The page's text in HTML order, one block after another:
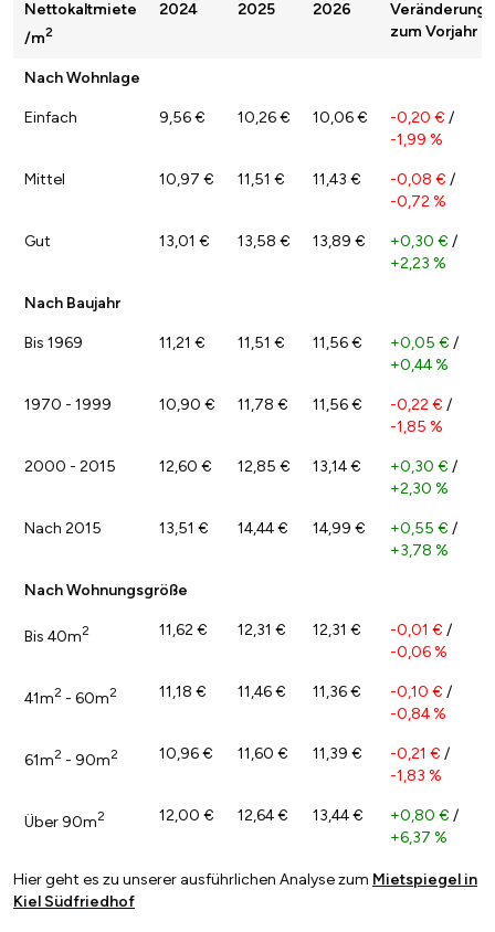
Nettokaltmiete
/m2
2024 2025 2026
Veränderung
zum Vorjahr
Nach Wohnlage
Einfach 9,56 € 10,26 € 10,06 € -0,20 € /
-1,99 %
Mittel 10,97 € 11,51 € 11,43 € -0,08 € /
-0,72 %
Gut 13,01 € 13,58 € 13,89 € +0,30 € /
+2,23 %
Nach Baujahr
Bis 1969 11,21 € 11,51 € 11,56 € +0,05 € /
+0,44 %
1970 - 1999 10,90 € 11,78 € 11,56 € -0,22 € /
-1,85 %
2000 - 2015 12,60 € 12,85 € 13,14 € +0,30 € /
+2,30 %
Nach 2015 13,51 € 14,44 € 14,99 € +0,55 € /
+3,78 %
Nach Wohnungsgröße
Bis 40m2 11,62 € 12,31 € 12,31 € -0,01 € /
-0,06 %
41m2 - 60m2 11,18 € 11,46 € 11,36 € -0,10 € /
-0,84 %
61m2 - 90m2 10,96 € 11,60 € 11,39 € -0,21 € /
-1,83 %
Über 90m2 12,00 € 12,64 € 13,44 € +0,80 € /
+6,37 %
Hier geht es zu unserer ausführlichen Analyse zum Mietspiegel in
Kiel Südfriedhof